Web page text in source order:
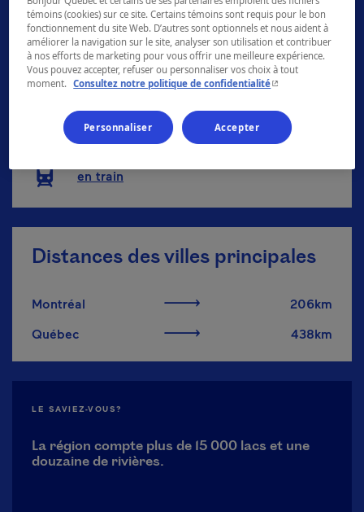
en avion
en voiture/en moto
en autocar
en train
Distances des villes principales
Montréal
206km
Québec
438km
LE SAVIEZ-VOUS?
La région compte plus de 15 000 lacs et une
douzaine de rivières.
témoins (cookies) sur ce site. Certains témoins sont requis pour le bon
fonctionnement du site Web. D’autres sont optionnels et nous aident à
améliorer la navigation sur le site, analyser son utilisation et contribuer
à nos efforts de marketing pour vous offrir une meilleure expérience.
Vous pouvez accepter, refuser ou personnaliser vos choix à tout
moment.
Consultez notre politique de confidentialité- Cet hyperlien
Personnaliser Accepter